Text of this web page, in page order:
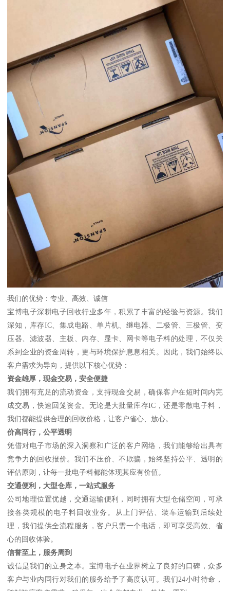
我们的优势：专业、高效、诚信
宝博电子深耕电子回收行业多年，积累了丰富的经验与资源。我们
深知，库存IC、集成电路、单片机、继电器、二极管、三极管、变
压器、滤波器、主板、内存、显卡、网卡等电子料的处理，不仅关
系到企业的资金周转，更与环境保护息息相关。因此，我们始终以
客户需求为导向，提供以下核心优势：
资金雄厚，现金交易，安全便捷
我们拥有充足的流动资金，支持现金交易，确保客户在短时间内完
成交易，快速回笼资金。无论是大批量库存IC，还是零散电子料，
我们都能提供合理的回收价格，让客户省心、放心。
价高同行，公平透明
凭借对电子市场的深入洞察和广泛的客户网络，我们能够给出具有
竞争力的回收报价。我们不压价、不欺骗，始终坚持公平、透明的
评估原则，让每一批电子料都能体现其应有价值。
交通便利，大型仓库，一站式服务
公司地理位置优越，交通运输便利，同时拥有大型仓储空间，可承
接各类规模的电子料回收业务。从上门评估、装车运输到后续处
理，我们提供全流程服务，客户只需一个电话，即可享受高效、省
心的回收体验。
信誉至上，服务周到
诚信是我们的立身之本。宝博电子在业界树立了良好的口碑，众多
客户与业内同行对我们的服务给予了高度认可。我们24小时待命，